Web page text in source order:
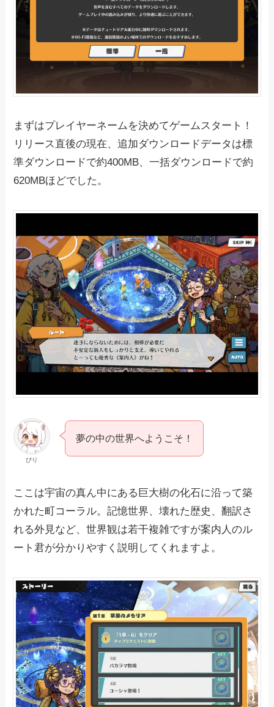
まずはプレイヤーネームを決めてゲームスタート！
リリース直後の現在、追加ダウンロードデータは標
準ダウンロードで約400MB、一括ダウンロードで約
620MBほどでした。
ぴり
夢の中の世界へようこそ！
ここは宇宙の真ん中にある巨大樹の化石に沿って築
かれた町コーラル。記憶世界、壊れた歴史、翻訳さ
れる外見など、世界観は若干複雑ですが案内人のル
ート君が分かりやすく説明してくれますよ。